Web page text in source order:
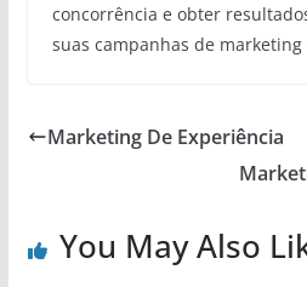
concorrência e obter
suas campanhas de
Marketing De Experiência
You May Also